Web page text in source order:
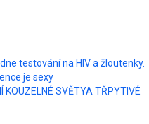
testování na HIV a žloutenky.
je sexy
KOUZELNÉ SVĚTYA TŘPYTIVÉ